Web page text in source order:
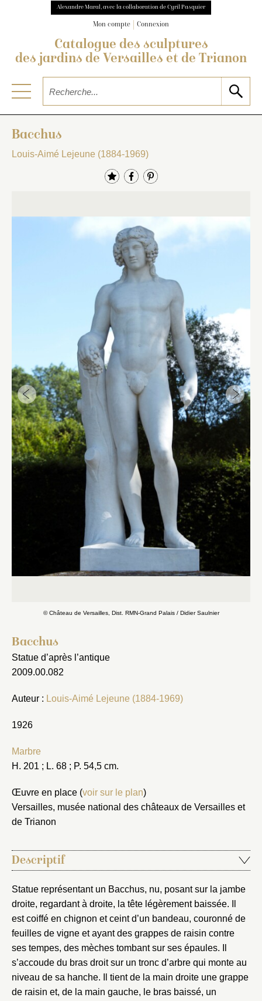
Alexandre Maral, avec la collaboration de Cyril Pasquier
Mon compte Connexion
Catalogue des sculptures
des jardins de Versailles et de Trianon
Bacchus
Louis-Aimé Lejeune (1884-1969)
© Château de Versailles, Dist. RMN-Grand Palais / Didier Saulnier
Bacchus
Statue d’après l’antique
2009.00.082
Auteur : Louis-Aimé Lejeune (1884-1969)
1926
Marbre
H. 201 ; L. 68 ; P. 54,5 cm.
Œuvre en place (voir sur le plan)
Versailles, musée national des châteaux de Versailles et
de Trianon
Descriptif
Statue représentant un Bacchus, nu, posant sur la jambe
droite, regardant à droite, la tête légèrement baissée. Il
est coiffé en chignon et ceint d’un bandeau, couronné de
feuilles de vigne et ayant des grappes de raisin contre
ses tempes, des mèches tombant sur ses épaules. Il
s’accoude du bras droit sur un tronc d’arbre qui monte au
niveau de sa hanche. Il tient de la main droite une grappe
de raisin et, de la main gauche, le bras baissé, un
notice
Nom du dossier
Valider
Nouveau dossier
Connexion
Courriel
Mot de passe
Envoyer